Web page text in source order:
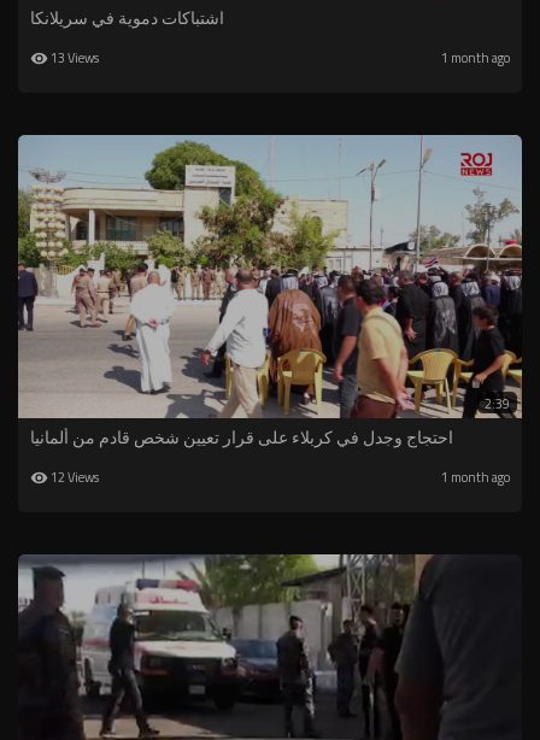
اشتباكات دموية في سريلانكا
13 Views 1 month ago
2:39
احتجاج وجدل في كربلاء على قرار تعيين شخص قادم من ألمانيا
12 Views 1 month ago